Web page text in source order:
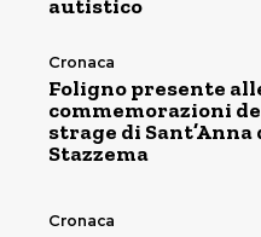
autistico
Cronaca
Foligno presente
commemorazioni
strage di Sant’Anna
Stazzema
Cronaca